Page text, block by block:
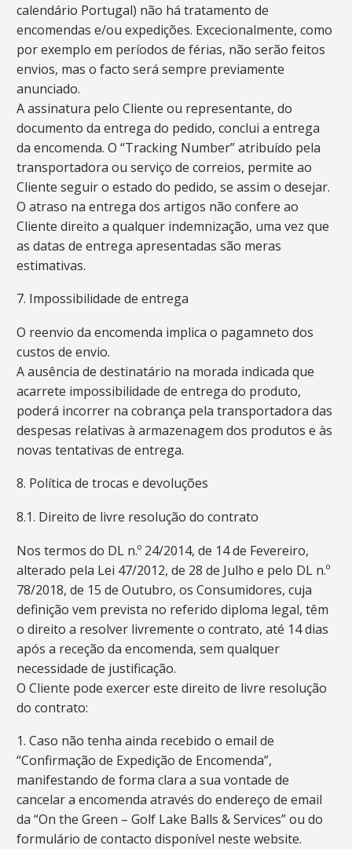
calendário Portugal) não há tratamento de
encomendas e/ou expedições. Excecionalmente, como
por exemplo em períodos de férias, não serão feitos
envios, mas o facto será sempre previamente
anunciado.
A assinatura pelo Cliente ou representante, do
documento da entrega do pedido, conclui a entrega
da encomenda. O “Tracking Number” atribuído pela
transportadora ou serviço de correios, permite ao
Cliente seguir o estado do pedido, se assim o desejar.
O atraso na entrega dos artigos não confere ao
Cliente direito a qualquer indemnização, uma vez que
as datas de entrega apresentadas são meras
estimativas.
7. Impossibilidade de entrega
O reenvio da encomenda implica o pagamneto dos
custos de envio.
A ausência de destinatário na morada indicada que
acarrete impossibilidade de entrega do produto,
poderá incorrer na cobrança pela transportadora das
despesas relativas à armazenagem dos produtos e às
novas tentativas de entrega.
8. Política de trocas e devoluções
8.1. Direito de livre resolução do contrato
Nos termos do DL n.º 24/2014, de 14 de Fevereiro,
alterado pela Lei 47/2012, de 28 de Julho e pelo DL n.º
78/2018, de 15 de Outubro, os Consumidores, cuja
definição vem prevista no referido diploma legal, têm
o direito a resolver livremente o contrato, até 14 dias
após a receção da encomenda, sem qualquer
necessidade de justificação.
O Cliente pode exercer este direito de livre resolução
do contrato:
1. Caso não tenha ainda recebido o email de
“Confirmação de Expedição de Encomenda”,
manifestando de forma clara a sua vontade de
cancelar a encomenda através do endereço de email
da “On the Green – Golf Lake Balls & Services” ou do
formulário de contacto disponível neste website.